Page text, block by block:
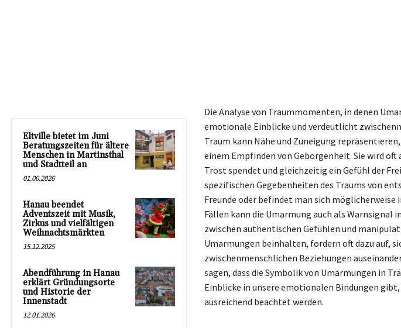
Eltville bietet im Juni
Beratungszeiten für ältere
Menschen in Martinsthal
und Stadtteil an
01.06.2026
Hanau beendet
Adventszeit mit Musik,
Zirkus und vielfältigen
Weihnachtsmärkten
15.12.2025
Abendführung in Hanau
erklärt Gründungsorte
und Historie der
Innenstadt
12.01.2026
Die Analyse von Traummomenten, in denen
emotionale Einblicke und verdeutlicht
Traum kann Nähe und Zuneigung
einem Empfinden von Geborgenheit. Sie wird
Trost spendet und gleichzeitig ein Gefühl der
spezifischen Gegebenheiten des Traums von
Freunde oder befindet man sich
Fällen kann die Umarmung auch als
zwischen authentischen Gefühlen und
Umarmungen beinhalten, fordern oft dazu auf,
zwischenmenschlichen Beziehungen
sagen, dass die Symbolik von Umarmungen in
Einblicke in unsere emotionalen Bindungen
ausreichend beachtet werden.